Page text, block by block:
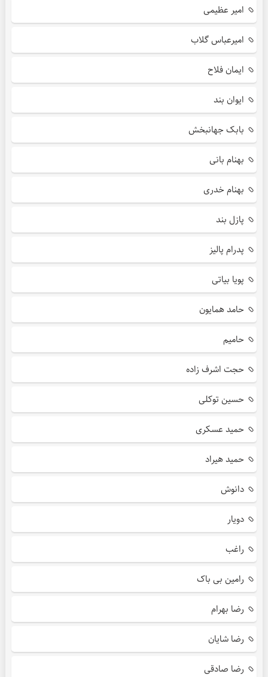
امیر عظیمی
امیرعباس گلاب
ایمان فلاح
ایوان بند
بابک جهانبخش
بهنام بانی
بهنام خدری
پازل بند
پدرام پالیز
پویا بیاتی
حامد همایون
حامیم
حجت اشرف زاده
حسین توکلی
حمید عسکری
حمید هیراد
دانوش
دویار
راغب
رامین بی باک
رضا بهرام
رضا شایان
رضا صادقی